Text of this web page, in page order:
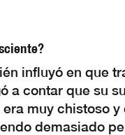
influyó en que
a contar que su
muy chistoso y
demasiado